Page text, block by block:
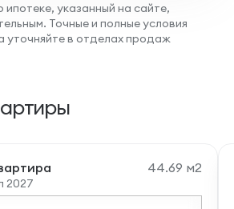
указанный на сайте,
Точные и полные условия
уточняйте в отделах продаж
44.69 м2
2027